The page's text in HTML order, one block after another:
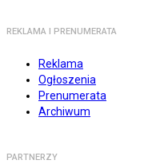
REKLAMA I PRENUMERATA
Reklama
Ogłoszenia
Prenumerata
Archiwum
PARTNERZY